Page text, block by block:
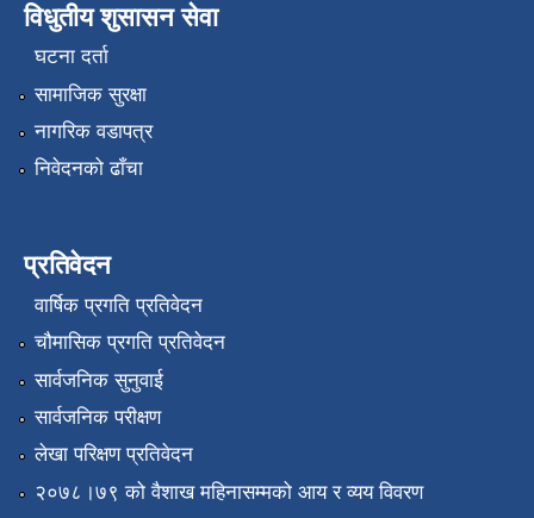
विधुतीय शुसासन सेवा
घटना दर्ता
सामाजिक सुरक्षा
नागरिक वडापत्र
निवेदनको ढाँचा
प्रतिवेदन
वार्षिक प्रगति प्रतिवेदन
चौमासिक प्रगति प्रतिवेदन
सार्वजनिक सुनुवाई
सार्वजनिक परीक्षण
लेखा परिक्षण प्रतिवेदन
२०७८।७९ को वैशाख महिनासम्मको आय र व्यय विवरण